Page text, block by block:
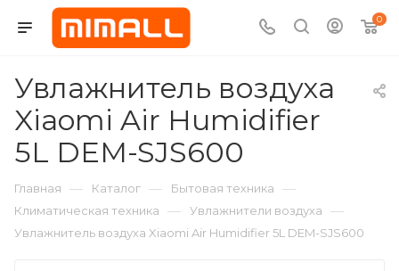
0
Увлажнитель воздуха
Xiaomi Air Humidifier
5L DEM-SJS600
Главная — Каталог — Бытовая техника —
Климатическая техника — Увлажнители воздуха —
Увлажнитель воздуха Xiaomi Air Humidifier 5L DEM-SJS600